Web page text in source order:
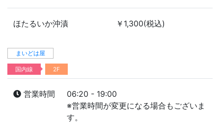
ほたるいか沖漬 ￥1,300(税込)
まいどは屋
国内線 2F
営業時間
06:20 - 19:00
※営業時間が変更になる場合もございま
す。